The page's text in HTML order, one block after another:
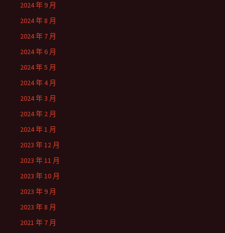
2024 年 9 月
2024 年 8 月
2024 年 7 月
2024 年 6 月
2024 年 5 月
2024 年 4 月
2024 年 3 月
2024 年 2 月
2024 年 1 月
2023 年 12 月
2023 年 11 月
2023 年 10 月
2023 年 9 月
2023 年 8 月
2021 年 7 月